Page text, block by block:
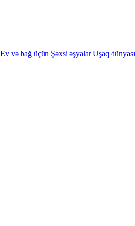
Ev və bağ üçün Şəxsi əşyalar Uşaq dünyası